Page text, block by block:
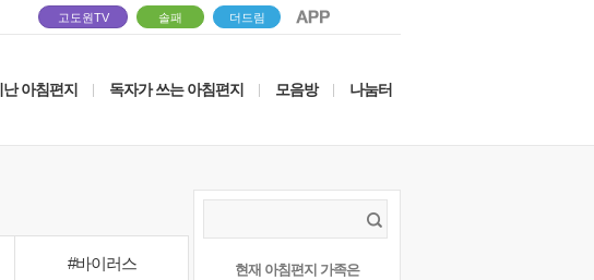
고도원TV 솔패 더드림
난 아침편지 독자가 쓰는 아침편지 모음방 나눔터
#바이러스
현재 아침편지 가족은